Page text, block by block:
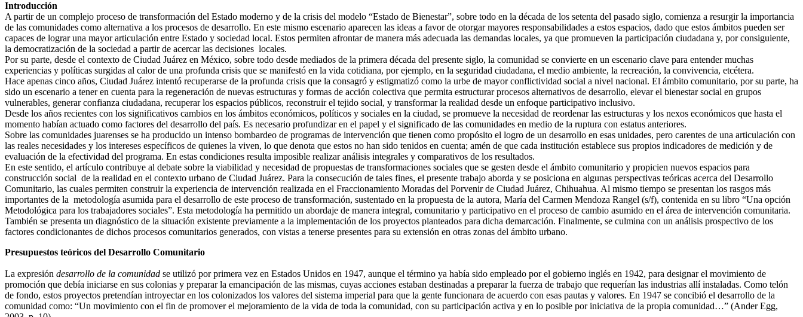
Introducción
A partir de un complejo proceso de transformación del Estado moderno y de la crisis del modelo “Estado de Bienestar”, sobre todo en la década de los setenta del pasado siglo, comienza a resurgir la importancia
de las comunidades como alternativa a los procesos de desarrollo. En este mismo escenario aparecen las ideas a favor de otorgar mayores responsabilidades a estos espacios, dado que estos ámbitos pueden ser
capaces de lograr una mayor articulación entre Estado y sociedad local. Estos permiten afrontar de manera más adecuada las demandas locales, ya que promueven la participación ciudadana y, por consiguiente,
la democratización de la sociedad a partir de acercar las decisiones locales.
Por su parte, desde el contexto de Ciudad Juárez en México, sobre todo desde mediados de la primera década del presente siglo, la comunidad se convierte en un escenario clave para entender muchas
experiencias y políticas surgidas al calor de una profunda crisis que se manifestó en la vida cotidiana, por ejemplo, en la seguridad ciudadana, el medio ambiente, la recreación, la convivencia, etcétera.
Hace apenas cinco años, Ciudad Juárez intentó recuperarse de la profunda crisis que la consagró y estigmatizó como la urbe de mayor conflictividad social a nivel nacional. El ámbito comunitario, por su parte, ha
sido un escenario a tener en cuenta para la regeneración de nuevas estructuras y formas de acción colectiva que permita estructurar procesos alternativos de desarrollo, elevar el bienestar social en grupos
vulnerables, generar confianza ciudadana, recuperar los espacios públicos, reconstruir el tejido social, y transformar la realidad desde un enfoque participativo inclusivo.
Desde los años recientes con los significativos cambios en los ámbitos económicos, políticos y sociales en la ciudad, se promueve la necesidad de reordenar las estructuras y los nexos económicos que hasta el
momento habían actuado como factores del desarrollo del país. Es necesario profundizar en el papel y el significado de las comunidades en medio de la ruptura con estatus anteriores.
Sobre las comunidades juarenses se ha producido un intenso bombardeo de programas de intervención que tienen como propósito el logro de un desarrollo en esas unidades, pero carentes de una articulación con
las reales necesidades y los intereses específicos de quienes la viven, lo que denota que estos no han sido tenidos en cuenta; amén de que cada institución establece sus propios indicadores de medición y de
evaluación de la efectividad del programa. En estas condiciones resulta imposible realizar análisis integrales y comparativos de los resultados.
En este sentido, el artículo contribuye al debate sobre la viabilidad y necesidad de propuestas de transformaciones sociales que se gesten desde el ámbito comunitario y propicien nuevos espacios para
construcción social de la realidad en el contexto urbano de Ciudad Juárez. Para la consecución de tales fines, el presente trabajo aborda y se posiciona en algunas perspectivas teóricas acerca del Desarrollo
Comunitario, las cuales permiten construir la experiencia de intervención realizada en el Fraccionamiento Moradas del Porvenir de Ciudad Juárez, Chihuahua. Al mismo tiempo se presentan los rasgos más
importantes de la metodología asumida para el desarrollo de este proceso de transformación, sustentado en la propuesta de la autora, María del Carmen Mendoza Rangel (s/f), contenida en su libro “Una opción
Metodológica para los trabajadores sociales”. Esta metodología ha permitido un abordaje de manera integral, comunitario y participativo en el proceso de cambio asumido en el área de intervención comunitaria.
También se presenta un diagnóstico de la situación existente previamente a la implementación de los proyectos planteados para dicha demarcación. Finalmente, se culmina con un análisis prospectivo de los
factores condicionantes de dichos procesos comunitarios generados, con vistas a tenerse presentes para su extensión en otras zonas del ámbito urbano.
Presupuestos teóricos del Desarrollo Comunitario
La expresión desarrollo de la comunidad se utilizó por primera vez en Estados Unidos en 1947, aunque el término ya había sido empleado por el gobierno inglés en 1942, para designar el movimiento de
promoción que debía iniciarse en sus colonias y preparar la emancipación de las mismas, cuyas acciones estaban destinadas a preparar la fuerza de trabajo que requerían las industrias allí instaladas. Como telón
de fondo, estos proyectos pretendían introyectar en los colonizados los valores del sistema imperial para que la gente funcionara de acuerdo con esas pautas y valores. En 1947 se concibió el desarrollo de la
comunidad como: “Un movimiento con el fin de promover el mejoramiento de la vida de toda la comunidad, con su participación activa y en lo posible por iniciativa de la propia comunidad…” (Ander Egg,